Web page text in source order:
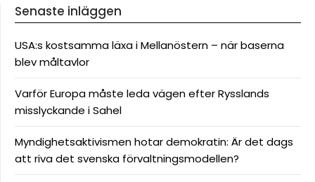
Senaste inläggen
USA:s kostsamma läxa i Mellanöstern – när baserna
blev måltavlor
Varför Europa måste leda vägen efter Rysslands
misslyckande i Sahel
Myndighetsaktivismen hotar demokratin: Är det dags
att riva det svenska förvaltningsmodellen?